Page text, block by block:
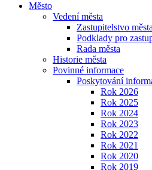
Město
Vedení města
Zastupitelstvo města
Podklady pro
Rada města
Historie města
Povinné informace
Poskytování
Rok 2026
Rok 2025
Rok 2024
Rok 2023
Rok 2022
Rok 2021
Rok 2020
Rok 2019